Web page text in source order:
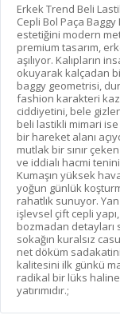
Erkek Trend Beli
Cepli Bol Paça
estetiğini modern
premium tasarım,
aşılıyor. Kalıpların
okuyarak kalçadan
baggy geometrisi,
fashion karakteri
ciddiyetini, bele
beli lastikli mimari ise
bir hareket alanı
mutlak bir sınır
ve iddialı hacmi
Kumaşın yüksek
yoğun günlük
rahatlık sunuyor.
işlevsel çift cepli
bozmadan
sokağın kuralsız
net döküm
kalitesini ilk günkü
radikal bir lüks
yatırımıdır.;